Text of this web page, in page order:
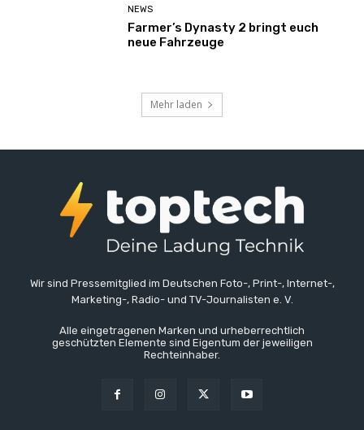
NEWS
Farmer’s Dynasty 2 bringt euch
neue Fahrzeuge
Mehr laden
Wir sind Pressemitglied im Deutschen Foto-, Print-, Internet-,
Marketing-, Radio- und TV-Journalisten e. V.
Alle eingetragenen Marken und urheberrechtlich
geschützten Elemente sind Eigentum der jeweiligen
Rechteinhaber.